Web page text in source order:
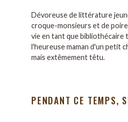
Dévoreuse de littérature
croque-monsieurs et de
vie en tant que
l'heureuse maman d'un petit
mais extêmement têtu.
PENDANT CE TEMPS,